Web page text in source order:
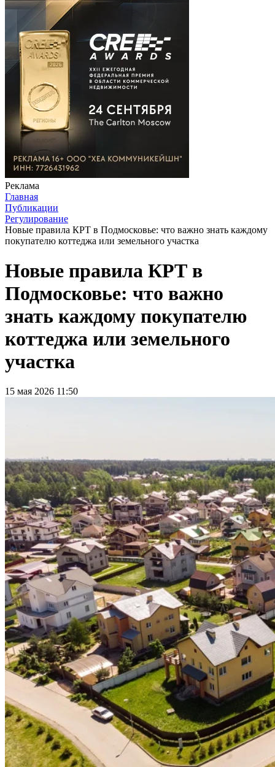
Реклама
Главная
Публикации
Регулирование
Новые правила КРТ в Подмосковье: что важно знать каждому
покупателю коттеджа или земельного участка
Новые правила КРТ в
Подмосковье: что важно
знать каждому покупателю
коттеджа или земельного
участка
15 мая 2026 11:50